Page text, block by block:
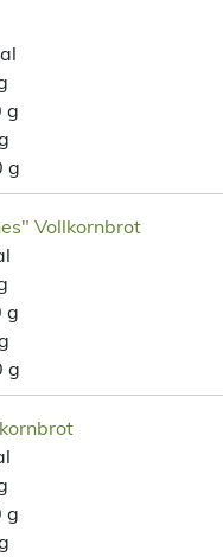
g
g
Vollkornbrot
g
g
g